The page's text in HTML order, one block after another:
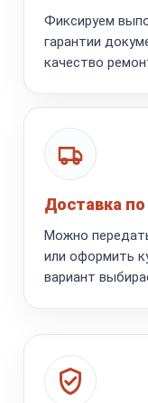
Фиксируем
гарантии
качество
Доставка
Можно
или оформить
вариант